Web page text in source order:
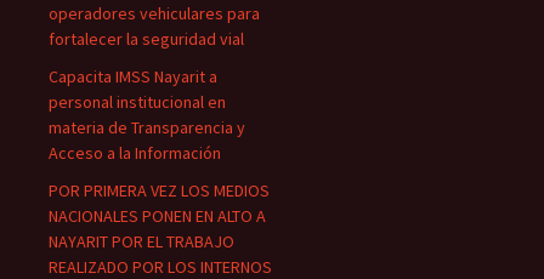
operadores vehiculares para
fortalecer la seguridad vial
Capacita IMSS Nayarit a
personal institucional en
materia de Transparencia y
Acceso a la Información
POR PRIMERA VEZ LOS MEDIOS
NACIONALES PONEN EN ALTO A
NAYARIT POR EL TRABAJO
REALIZADO POR LOS INTERNOS